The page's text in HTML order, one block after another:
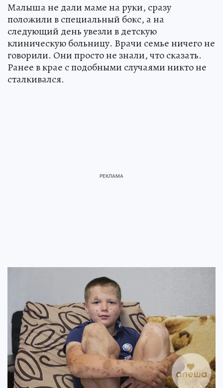
Малыша не дали маме на руки, сразу
положили в специальный бокс, а на
следующий день увезли в детскую
клиническую больницу. Врачи семье ничего не
говорили. Они просто не знали, что сказать.
Ранее в крае с подобными случаями никто не
сталкивался.